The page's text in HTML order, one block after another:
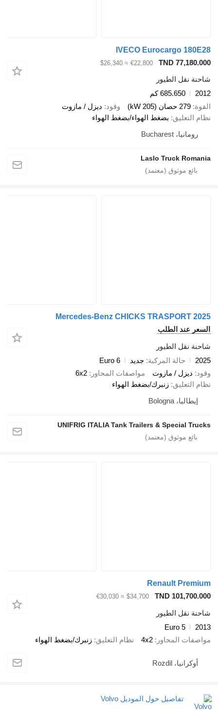
IVECO Eurocargo 180E28
TND 77,180.000
€22,800
≈ $26,340
شاحنة نقل الطيور
2012
685.650 كم
القوة 279 حصان (205 kW) وقود ديزل / مازوت
نظام التعليق بضغط الهواء/بضغط الهواء
رومانيا، Bucharest
Laslo Truck Romania
Mercedes-Benz CHICKS TRASPORT 2025
السعر عند الطلب
شاحنة نقل الطيور
2025
حالة المركبة جديد
Euro 6
وقود ديزل / مازوت مواصفات المحاور
6x2
نظام التعليق زنبرك/بضغط الهواء
إيطاليا، Bologna
UNIFRIG ITALIA Tank Trailers & Special Trucks
Renault Premium
TND 101,700.000
$34,700
≈ €30,030
شاحنة نقل الطيور
2013
Euro 5
مواصفات المحاور
4x2 نظام التعليق زنبرك/بضغط الهواء
أوكرانيا، Rozdil
تفاصيل حول الموديل Volvo